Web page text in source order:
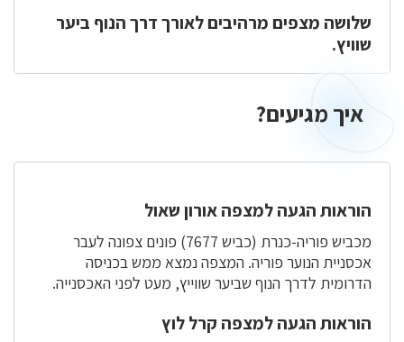
להדפסהלשיתוףשלושה מצפים מרהיבים לאורך דרך הנוף ביער
שוויץ.
איך מגיעים?
הוראות הגעה למצפה אורון שאול
מכביש פוריה-כנרת (כביש 7677) פונים צפונה לעבר
אכסניית הנוער פוריה. המצפה נמצא ממש בכניסה
הדרומית לדרך הנוף שביער שווייץ, מעט לפני האכסנייה.
הוראות הגעה למצפה קרל לוץ